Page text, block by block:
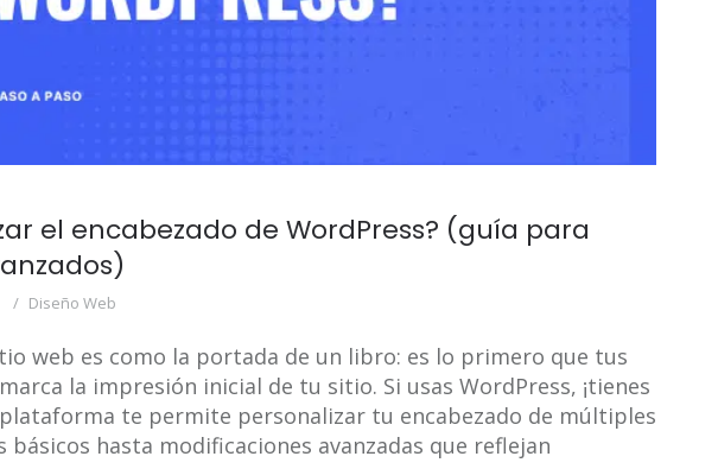
el encabezado de WordPress? (guía para
Diseño Web
web es como la portada de un libro: es lo primero que tus
la impresión inicial de tu sitio. Si usas WordPress, ¡tienes
te permite personalizar tu encabezado de múltiples
básicos hasta modificaciones avanzadas que reflejan